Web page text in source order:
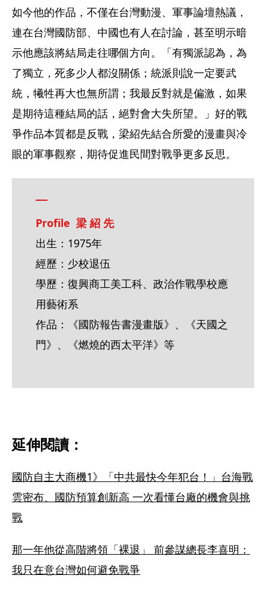
如今他的作品，不僅在台灣動漫、軍事論壇熱議，
連在台灣國防部、中國也有人在討論，甚至明示暗
示他應該將結局走往哪個方向。「有獨派認為，為
了獨立，死多少人都沒關係；統派則說一定要武
統，犧牲再大也無所謂；我最反對就是偏激，如果
是期待這種結局的話，絕對會大失所望。」好的戰
爭作品本質都是反戰，梁紹先結合所愛的漫畫與冷
眼的軍事觀察，期待促進民間對戰爭更多反思。
Profile  梁 紹 先
出生：1975年
經歷：少校退伍
學歷：復興商工美工科、政治作戰學校應
用藝術系
作品：《國防報告書漫畫版》、《天國之
門》、《燃燒的西太平洋》等
延伸閱讀：
國防自主大商機1》「中共最快今年犯台！」台海戰
雲密布、國防預算創新高 一次看懂台廠的機會與挑
戰
那一年他從高階將領「裸退」 前參謀總長李喜明：
我只在意台灣如何避免戰爭